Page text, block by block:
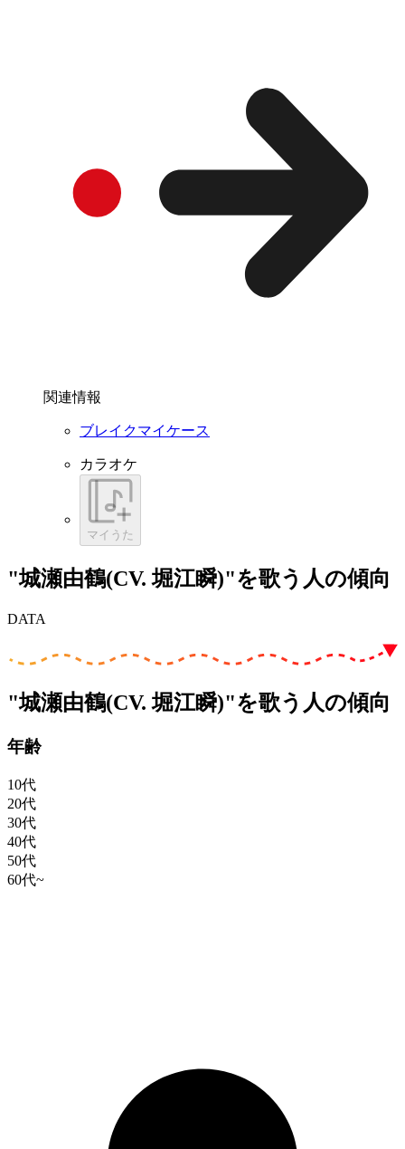
関連情報
ブレイクマイケース
カラオケ
マイうた
"城瀬由鶴(CV. 堀江瞬)"を歌う人の傾向
DATA
"城瀬由鶴(CV. 堀江瞬)"を歌う人の傾向
年齢
10代
20代
30代
40代
50代
60代~